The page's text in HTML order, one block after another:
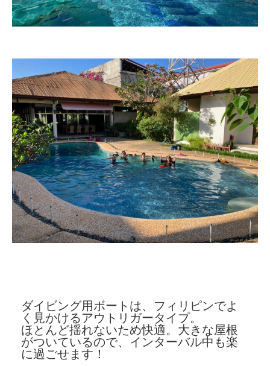
ダイビング用ボートは、フィリピンでよ
く見かけるアウトリガータイプ。
ほとんど揺れないため快適。大きな屋根
がついているので、インターバル中も楽
に過ごせます！